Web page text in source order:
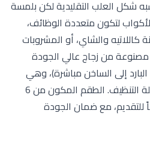
شكل العلب التقليدية لكن بلمسة
لتكون متعددة الوظائف،
كاللاتيه والشاي، أو المشروبات
مصنوعة من زجاج عالي الجودة
إلى الساخن مباشرة)، وهي
مصممة بحواف ناعمة وسهلة التنظيف. الطقم المكون من 6
للتقديم، مع ضمان الجودة